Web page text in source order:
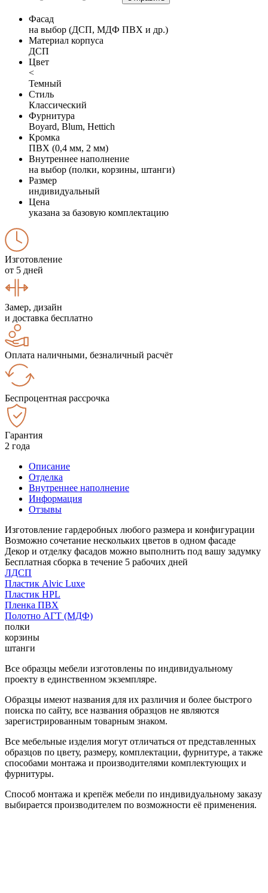
Фасад
на выбор (ДСП, МДФ ПВХ и др.)
Материал корпуса
ДСП
Цвет
<
Темный
Стиль
Классический
Фурнитура
Boyard, Blum, Hettich
Кромка
ПВХ (0,4 мм, 2 мм)
Внутреннее наполнение
на выбор (полки, корзины, штанги)
Размер
индивидуальный
Цена
указана за базовую комплектацию
Изготовление
от 5 дней
Замер, дизайн
и доставка бесплатно
Оплата наличными, безналичный расчёт
Беспроцентная рассрочка
Гарантия
2 года
Описание
Отделка
Внутреннее наполнение
Информация
Отзывы
Изготовление гардеробных любого размера и конфигурации
Возможно сочетание нескольких цветов в одном фасаде
Декор и отделку фасадов можно выполнить под вашу задумку
Бесплатная сборка в течение 5 рабочих дней
ЛДСП
Пластик Alvic Luxe
Пластик HPL
Пленка ПВХ
Полотно АГТ (МДФ)
полки
корзины
штанги
Все образцы мебели изготовлены по индивидуальному
проекту в единственном экземпляре.
Образцы имеют названия для их различия и более быстрого
поиска по сайту, все названия образцов не являются
зарегистрированным товарным знаком.
Все мебельные изделия могут отличаться от представленных
образцов по цвету, размеру, комплектации, фурнитуре, а также
способами монтажа и производителями комплектующих и
фурнитуры.
Способ монтажа и крепёж мебели по индивидуальному заказу
выбирается производителем по возможности её применения.